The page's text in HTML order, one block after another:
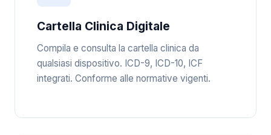
Cartella Clinica Digitale
Compila e consulta la cartella clinica da
qualsiasi dispositivo. ICD-9, ICD-10, ICF
integrati. Conforme alle normative vigenti.